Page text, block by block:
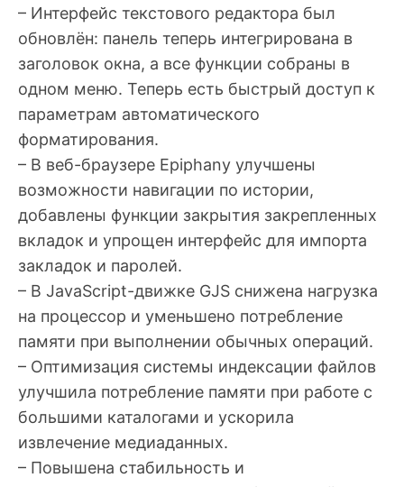
– Интерфейс текстового редактора был
обновлён: панель теперь интегрирована в
заголовок окна, а все функции собраны в
одном меню. Теперь есть быстрый доступ к
параметрам автоматического
форматирования.
– В веб-браузере Epiphany улучшены
возможности навигации по истории,
добавлены функции закрытия закрепленных
вкладок и упрощен интерфейс для импорта
закладок и паролей.
– В JavaScript-движке GJS снижена нагрузка
на процессор и уменьшено потребление
памяти при выполнении обычных операций.
– Оптимизация системы индексации файлов
улучшила потребление памяти при работе с
большими каталогами и ускорила
извлечение медиаданных.
– Повышена стабильность и